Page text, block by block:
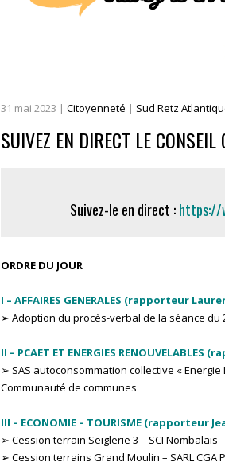
31 mai 2023 | Citoyenneté | Sud Retz
SUIVEZ EN DIRECT LE
Suivez-le en direct :https://
ORDRE DU JOUR
I – AFFAIRES GENERALES (rapporteur
➢ Adoption du procès-verbal de la séance du
II – PCAET ET ENERGIES
➢ SAS autoconsommation collective «
Communauté de communes
III – ECONOMIE – TOURISME (rapporteur
➢ Cession terrain Seiglerie 3 – SCI Nombalais
➢ Cession terrains Grand Moulin – SARL CGA